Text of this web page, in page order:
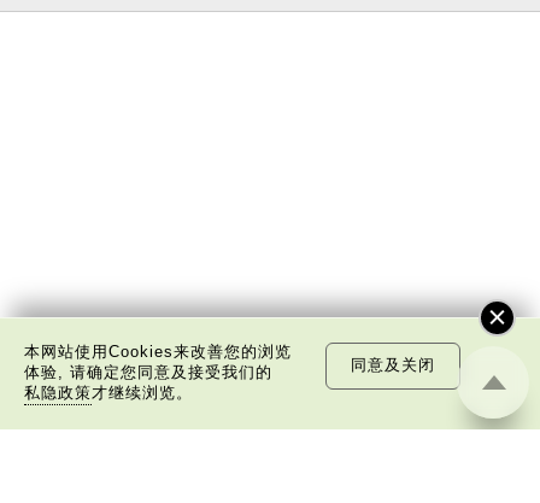
本网站使用Cookies来改善您的浏览
体验, 请确定您同意及接受我们的
私隐政策才继续浏览。
同意及关闭